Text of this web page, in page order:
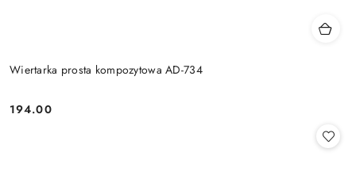
Wiertarka prosta kompozytowa AD-734
Cena:
194.00